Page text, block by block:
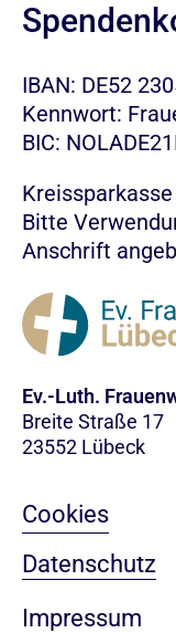
IBAN: DE52
Kennwort:
BIC:
Bitte
Anschrift
Ev.-Luth.
Breite Straße 17
23552 Lübeck
Cookies
Datenschutz
Impressum